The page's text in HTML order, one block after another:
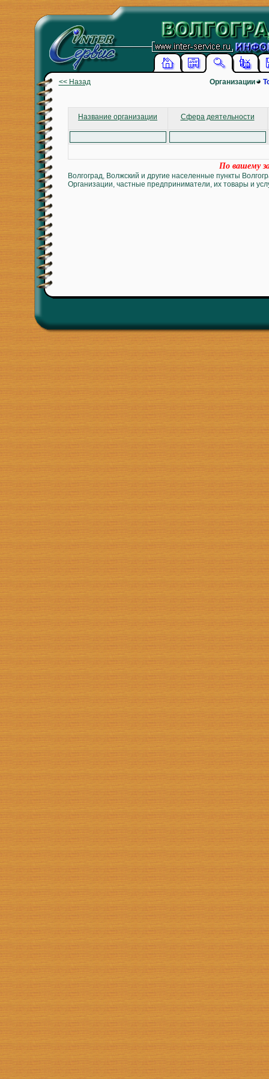
<< Назад Организации
Название организации Сфера деятельности
По вашему
Волгоград, Волжский и другие населенные пункты
Организации, частные предприниматели, их товары и